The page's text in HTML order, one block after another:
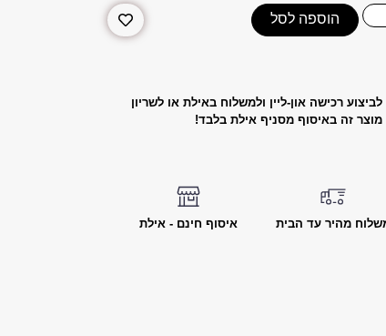
הוספה לסל
לביצוע רכישה און-ליין ולמשלוח באילת או לשריון
מוצר זה באיסוף מסניף אילת בלבד!
מהיר עד הבית איסוף חינם - אילת